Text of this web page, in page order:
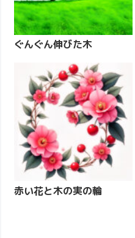
ぐんぐん伸びた木
赤い花と木の実の輪